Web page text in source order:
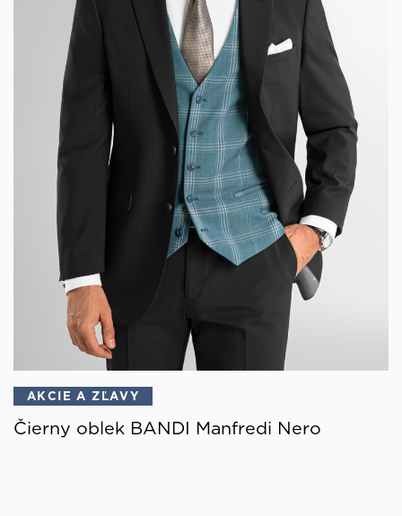
AKCIE A ZĽAVY
Čierny oblek BANDI Manfredi Nero